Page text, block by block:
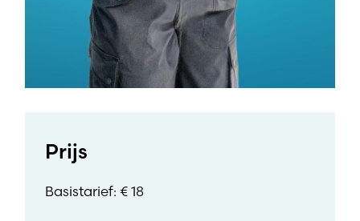
Prijs
Basistarief: € 18